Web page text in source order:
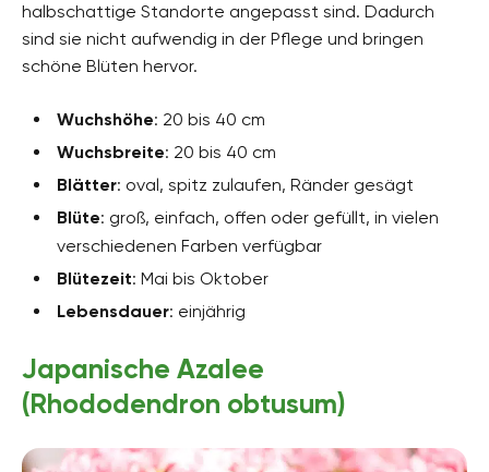
halbschattige Standorte angepasst sind. Dadurch
sind sie nicht aufwendig in der Pflege und bringen
schöne Blüten hervor.
Wuchshöhe: 20 bis 40 cm
Wuchsbreite: 20 bis 40 cm
Blätter: oval, spitz zulaufen, Ränder gesägt
Blüte: groß, einfach, offen oder gefüllt, in vielen
verschiedenen Farben verfügbar
Blütezeit: Mai bis Oktober
Lebensdauer: einjährig
Japanische Azalee
(Rhododendron obtusum)